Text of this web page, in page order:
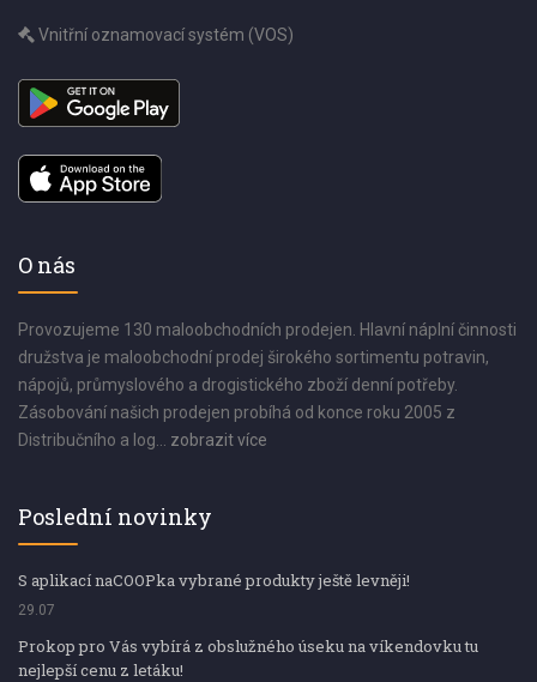
Vnitřní oznamovací systém (VOS)
O nás
Provozujeme 130 maloobchodních prodejen. Hlavní náplní činnosti
družstva je maloobchodní prodej širokého sortimentu potravin,
nápojů, průmyslového a drogistického zboží denní potřeby.
Zásobování našich prodejen probíhá od konce roku 2005 z
Distribučního a log... zobrazit více
Poslední novinky
S aplikací naCOOPka vybrané produkty ještě levněji!
29.07
Prokop pro Vás vybírá z obslužného úseku na víkendovku tu
nejlepší cenu z letáku!